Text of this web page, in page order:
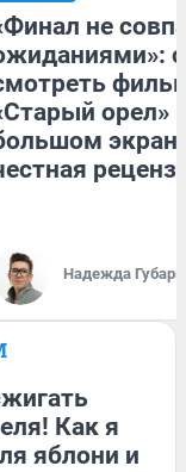
не
орел»
Надежда Губарь
Как я
яблони и